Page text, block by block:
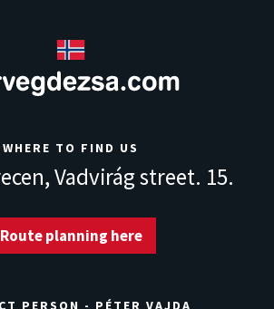
WHERE TO FIND US
Vadvirág street. 15.
Route planning here
PERSON - PÉTER VAJDA